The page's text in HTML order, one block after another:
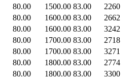
80.00 1500.00 83.00
2260
80.00 1600.00 83.00
2662
80.00 1600.00 83.00
3242
80.00 1700.00 83.00
2718
80.00 1700.00 83.00
3271
80.00 1800.00 83.00
2774
80.00 1800.00 83.00
3300